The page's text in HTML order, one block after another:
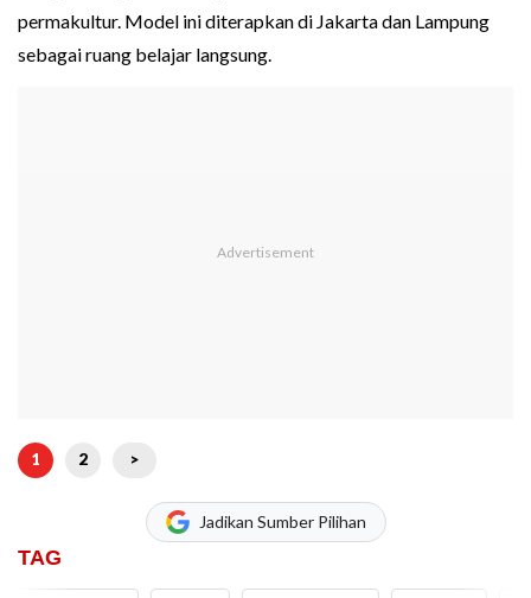
permakultur. Model ini diterapkan di Jakarta dan Lampung
sebagai ruang belajar langsung.
1 2 >
Jadikan Sumber Pilihan
TAG